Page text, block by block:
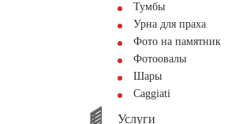
Тумбы
Урна для праха
Фото на памятник
Фотоовалы
Шары
Сaggiati
Услуги